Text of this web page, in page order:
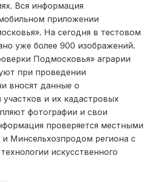
Вся информация
приложении
На сегодня в тестовом
уже более 900 изображений.
Подмосковья» аграрии
при проведении
вносят данные о
и их кадастровых
фотографии и свои
проверяется местными
и Минсельхозпродом региона с
искусственного